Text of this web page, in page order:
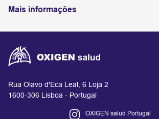
Mais informações
Rua Olavo d'Eca Leal, 6 Loja 2
1600-306 Lisboa - Portugal
OXIGEN salud Portugal